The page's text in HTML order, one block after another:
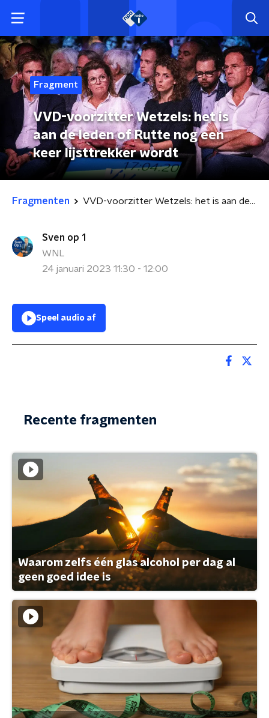
Fragment
VVD-voorzitter Wetzels: het is
aan de leden of Rutte nog een
keer lijsttrekker wordt
Fragmenten VVD-voorzitter Wetzels: het is aan de leden of Rutte nog een keer lijsttrekker wordt
Sven op 1
WNL
24 januari 2023 11:30 - 12:00
Speel audio af
Recente fragmenten
Waarom zelfs één glas alcohol per dag al
geen goed idee is